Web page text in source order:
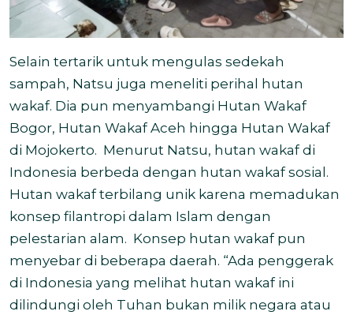
Selain tertarik untuk mengulas sedekah
sampah, Natsu juga meneliti perihal hutan
wakaf. Dia pun menyambangi Hutan Wakaf
Bogor, Hutan Wakaf Aceh hingga Hutan Wakaf
di Mojokerto. Menurut Natsu, hutan wakaf di
Indonesia berbeda dengan hutan wakaf sosial.
Hutan wakaf terbilang unik karena memadukan
konsep filantropi dalam Islam dengan
pelestarian alam. Konsep hutan wakaf pun
menyebar di beberapa daerah. “Ada penggerak
di Indonesia yang melihat hutan wakaf ini
dilindungi oleh Tuhan bukan milik negara atau